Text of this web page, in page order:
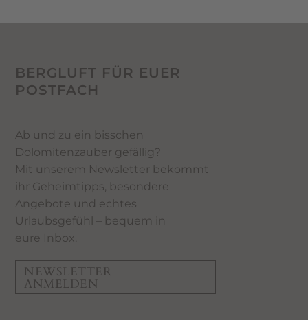
BERGLUFT FÜR EUER
POSTFACH
Ab und zu ein bisschen
Dolomitenzauber gefällig?
Mit unserem Newsletter bekommt
ihr Geheimtipps, besondere
Angebote und echtes
Urlaubsgefühl – bequem in
eure Inbox.
NEWSLETTER
ANMELDEN